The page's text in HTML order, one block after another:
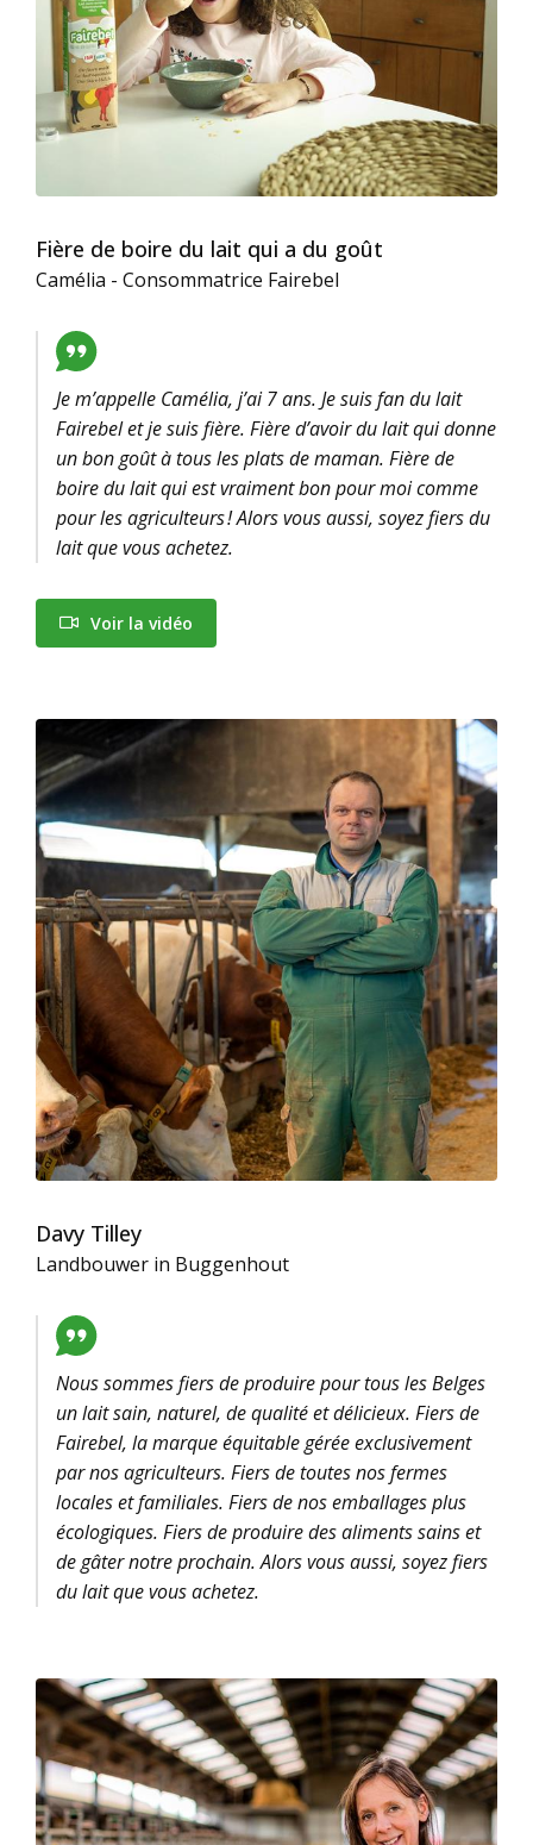
Fière de boire du lait qui a du goût
Camélia - Consommatrice Fairebel
Je m’appelle Camélia, j’ai 7 ans. Je suis fan du lait
Fairebel et je suis fière. Fière d’avoir du lait qui donne
un bon goût à tous les plats de maman. Fière de
boire du lait qui est vraiment bon pour moi comme
pour les agriculteurs ! Alors vous aussi, soyez fiers du
lait que vous achetez.
Voir la vidéo
Davy Tilley
Landbouwer in Buggenhout
Nous sommes fiers de produire pour tous les Belges
un lait sain, naturel, de qualité et délicieux. Fiers de
Fairebel, la marque équitable gérée exclusivement
par nos agriculteurs. Fiers de toutes nos fermes
locales et familiales. Fiers de nos emballages plus
écologiques. Fiers de produire des aliments sains et
de gâter notre prochain. Alors vous aussi, soyez fiers
du lait que vous achetez.